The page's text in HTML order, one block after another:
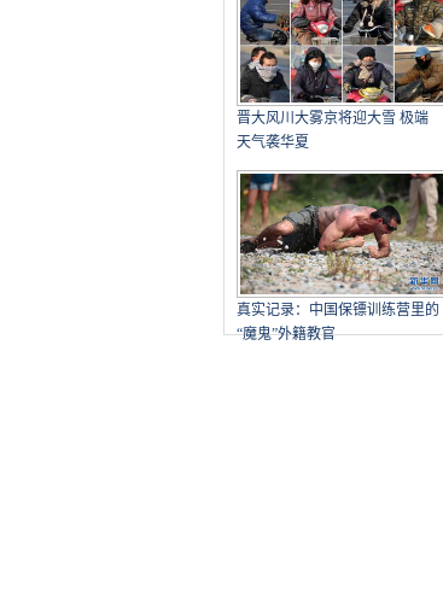
晋大风川大雾京将迎大雪 极端
天气袭华夏
真实记录：中国保镖训练营里的
“魔鬼”外籍教官